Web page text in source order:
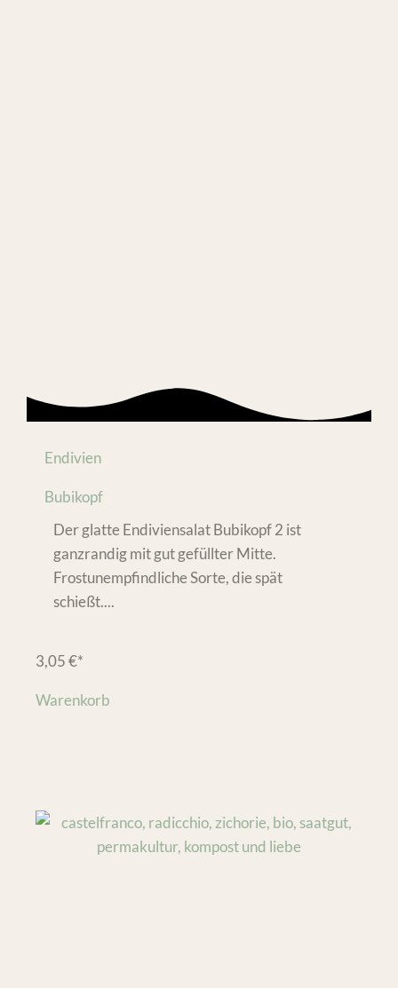
Endivien
Bubikopf
Der glatte Endiviensalat Bubikopf 2 ist
ganzrandig mit gut gefüllter Mitte.
Frostunempfindliche Sorte, die spät
schießt....
3,05€*
Warenkorb